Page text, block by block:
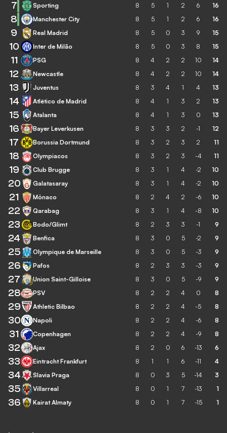
7 Sporting 8 5 1 2 6 16
8 Manchester City 8 5 1 2 6 16
9 Real Madrid 8 5 0 3 9 15
10 Inter de Milão 8 5 0 3 8 15
11 PSG 8 4 2 2 10 14
12 Newcastle 8 4 2 2 10 14
13 Juventus 8 3 4 1 4 13
14 Atlético de Madrid 8 4 1 3 2 13
15 Atalanta 8 4 1 3 0 13
16 Bayer Leverkusen 8 3 3 2 -1 12
17 Borussia Dortmund 8 3 2 3 2 11
18 Olympiacos 8 3 2 3 -4 11
19 Club Brugge 8 3 1 4 -2 10
20 Galatasaray 8 3 1 4 -2 10
21 Mônaco 8 2 4 2 -6 10
22 Qarabag 8 3 1 4 -8 10
23 Bodo/Glimt 8 2 3 3 -1 9
24 Benfica 8 3 0 5 -2 9
25 Olympique de Marseille 8 3 0 5 -3 9
26 Pafos 8 2 3 3 -3 9
27 Union Saint-Gilloise 8 3 0 5 -9 9
28 PSV 8 2 2 4 0 8
29 Athletic Bilbao 8 2 2 4 -5 8
30 Napoli 8 2 2 4 -6 8
31 Copenhagen 8 2 2 4 -9 8
32 Ajax 8 2 0 6 -13 6
33 Eintracht Frankfurt 8 1 1 6 -11 4
34 Slavia Praga 8 0 3 5 -14 3
35 Villarreal 8 0 1 7 -13 1
36 Kairat Almaty 8 0 1 7 -15 1